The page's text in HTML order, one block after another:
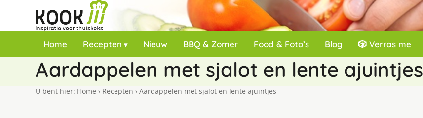
Home Recepten Nieuw BBQ & Zomer Food & Foto’s Blog 🎲 Verras me
Aardappelen met sjalot en lente ajuintjes
U bent hier: Home › Recepten › Aardappelen met sjalot en lente ajuintjes